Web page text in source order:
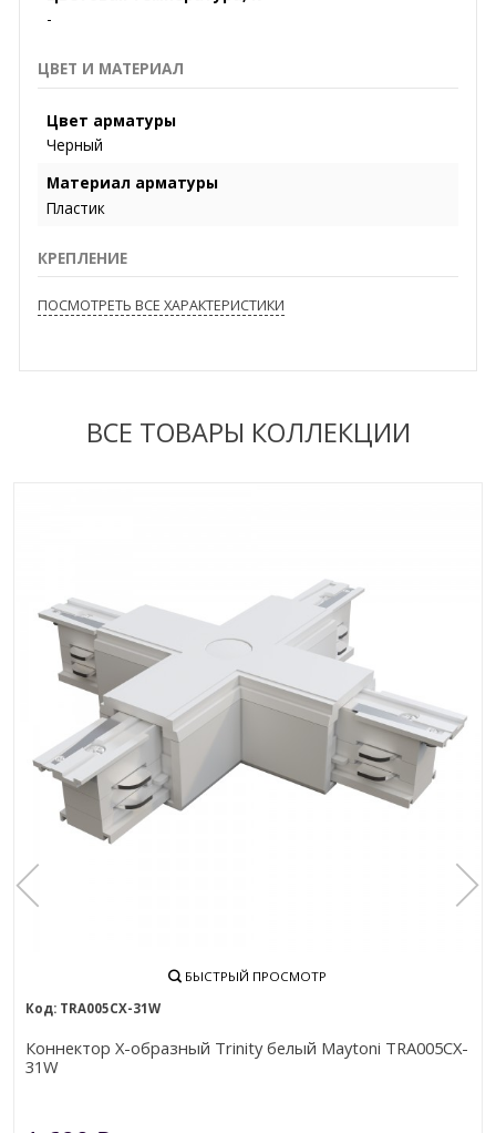
-
ЦВЕТ И МАТЕРИАЛ
Цвет арматуры
Черный
Материал арматуры
Пластик
КРЕПЛЕНИЕ
ПОСМОТРЕТЬ ВСЕ ХАРАКТЕРИСТИКИ
ВСЕ ТОВАРЫ КОЛЛЕКЦИИ
БЫСТРЫЙ ПРОСМОТР
TRA005CX-31W
Коннектор Х-образный Trinity белый Maytoni TRA005CX-
31W